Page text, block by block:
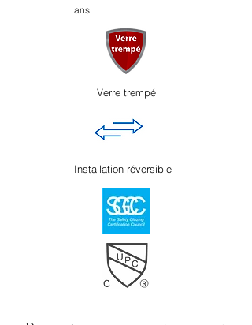
ans
Verre trempé
Installation réversible